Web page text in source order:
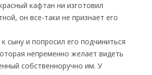
кафтан ни изготовил
он все-таки не признает его
сыну и попросил его подчиниться
непременно желает видеть
собственноручно им. У